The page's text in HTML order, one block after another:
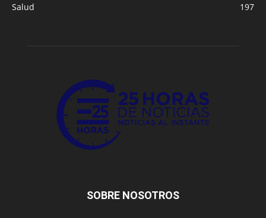
Salud
197
SOBRE NOSOTROS